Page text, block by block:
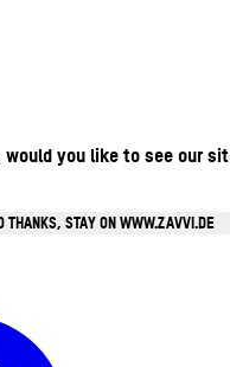
you like to see our
THANKS, STAY ON WWW.ZAVVI.DE